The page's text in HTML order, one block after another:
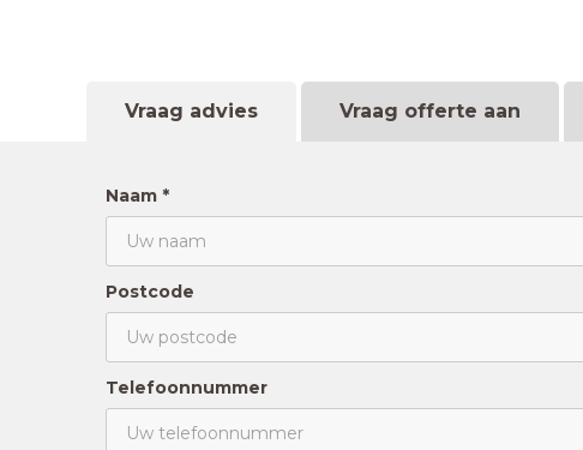
Vraag advies Vraag offerte aan
Naam *
Postcode
Telefoonnummer